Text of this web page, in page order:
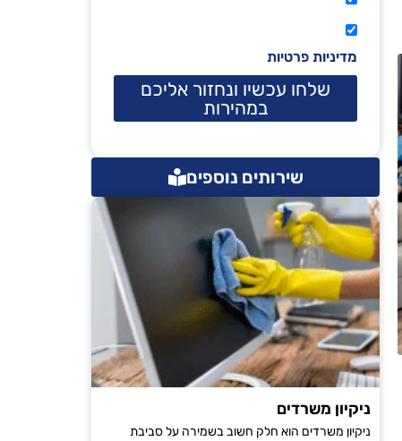
מדיניות פרטיות
שלחו עכשיו ונחזור אליכם
במהירות
שירותים נוספים
ניקיון משרדים
ניקיון משרדים הוא חלק חשוב בשמירה על סביבת